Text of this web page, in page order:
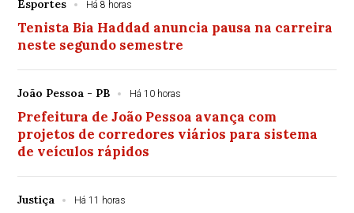
Esportes Há 8 horas
Tenista Bia Haddad anuncia pausa na carreira
neste segundo semestre
João Pessoa - PB Há 10 horas
Prefeitura de João Pessoa avança com
projetos de corredores viários para sistema
de veículos rápidos
Justiça Há 11 horas